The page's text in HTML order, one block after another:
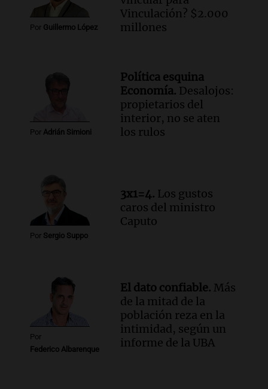
Audio. Murió Jorge Messi
Una mañana para todos
Audio. Mateo, a los 25 años, lucha
contra el tiempo: necesita un trasplante
para poder seguir viviend
Una mañana para todos
Episodios
en CABA
Una mañana para todos
Episodios
Audio.
Altas Cumbres: rescataron a una
cabra que llevaba ocho días atrapada en
Episodios
Audio.Chile planteó mejorar la
conectividad fronteriza, aérea y digital
con Jujuy
Panorama Federal
Episodios
Por Guillermo López
Vinculación? $2.000
millones
Por Adrián Simioni
Política esquina
Economía. Desalojos:
propietarios del
interior, no se aten
los rulos
Por Sergio Suppo
3x1=4. Los gustos
caros del ministro
Caputo
Por
Federico Albarenque
El dato confiable. Más
de la mitad de la
población reza en la
intimidad, según un
informe de la UBA